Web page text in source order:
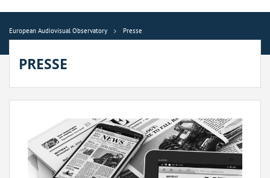
European Audiovisual Observatory Presse
PRESSE